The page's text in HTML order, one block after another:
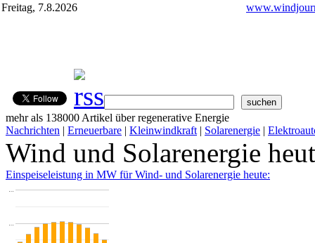
Freitag, 7.8.2026
mehr als 138000 Artikel über regenerative Energie
Nachrichten | Erneuerbare | Kleinwindkraft | Solarenergie |
Wind und Solarenergie
Einspeiseleistung in MW für Wind- und Solarenergie heute:
…
…